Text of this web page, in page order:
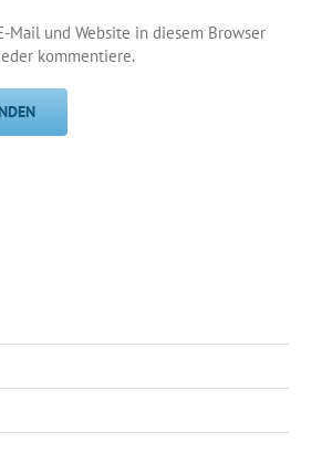
Mail und Website in diesem Browser
kommentiere.